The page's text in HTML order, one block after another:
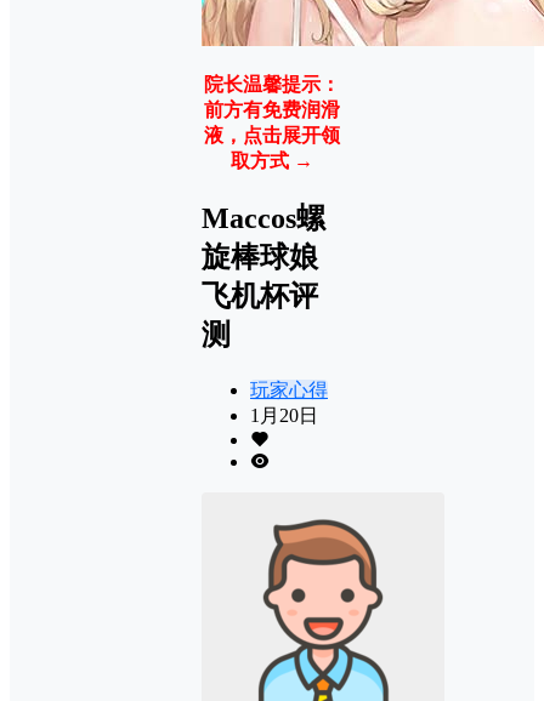
院长温馨提示：
前方有免费润滑
液，点击展开领
取方式 →
Maccos螺
旋棒球娘
飞机杯评
测
玩家心得
1月20日